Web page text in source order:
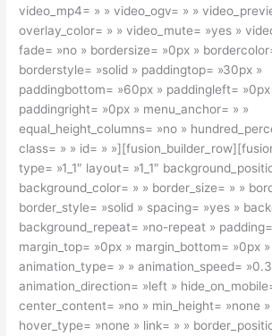
video_mp4= » » video_ogv= » »
overlay_color= » » video_mute= »yes »
fade= »no » bordersize= »0px »
borderstyle= »solid » paddingtop= »30px »
paddingbottom= »60px » paddingleft= »0px
paddingright= »0px » menu_anchor= » »
equal_height_columns= »no »
class= » » id= »
type= »1_1″ layout= »1_1″
background_color= » » border_size= » »
border_style= »solid » spacing= »yes »
background_repeat= »no-repeat »
margin_top= »0px » margin_bottom= »0px
animation_type= » » animation_speed=
animation_direction= »left »
center_content= »no » min_height= »none
hover_type= »none » link= » »